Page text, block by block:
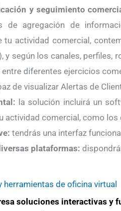
y seguimiento
de agregación de
tu actividad comercial,
y según los canales,
diferentes ejercicios
de visualizar Alertas de
la solución incluirá un
actividad comercial, como
tendrás una interfaz
plataformas:
herramientas de oficina virtual
soluciones interactivas y